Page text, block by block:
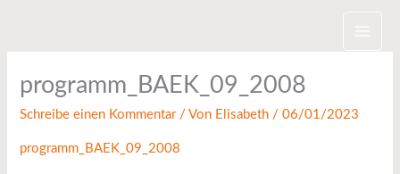
programm_BAEK_09_2008
Schreibe einen Kommentar / Von Elisabeth /06/01/2023
programm_BAEK_09_2008